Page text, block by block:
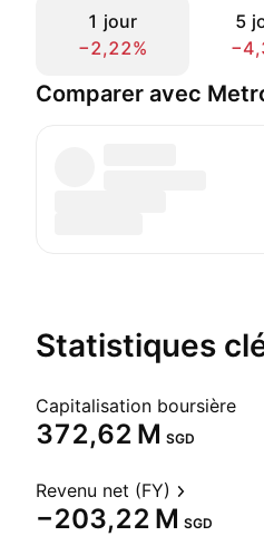
1 jour
−2,22%
5
Comparer avec
Statistiques
Capitalisation boursière
‪372,62 M‬ SGD
Revenu net (FY)
‪−203,22 M‬ SGD